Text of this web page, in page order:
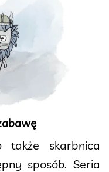
także skarbnica
sposób. Seria